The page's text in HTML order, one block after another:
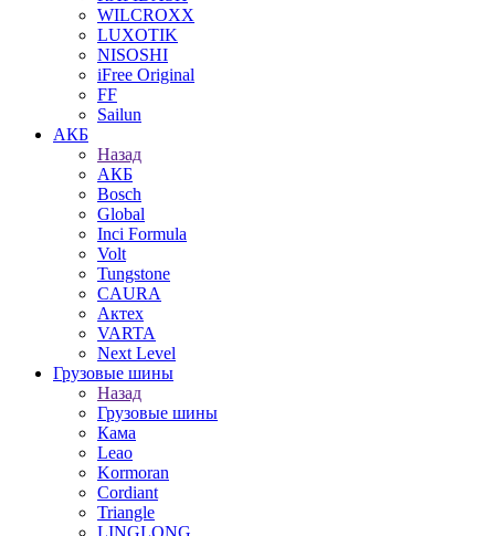
WILCROXX
LUXOTIK
NISOSHI
iFree Original
FF
Sailun
АКБ
Назад
АКБ
Bosch
Global
Inci Formula
Volt
Tungstone
CAURA
Актех
VARTA
Next Level
Грузовые шины
Назад
Грузовые шины
Кама
Leao
Kormoran
Cordiant
Triangle
LINGLONG